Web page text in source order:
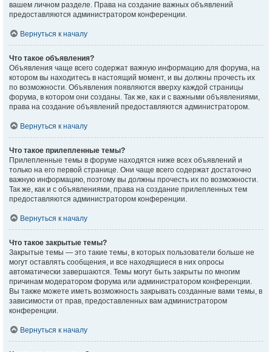
вашем личном разделе. Права на создание важных объявлений
предоставляются администратором конференции.
Вернуться к началу
Что такое объявления?
Объявления чаще всего содержат важную информацию для форума, на
котором вы находитесь в настоящий момент, и вы должны прочесть их
по возможности. Объявления появляются вверху каждой страницы
форума, в котором они созданы. Так же, как и с важными объявлениями,
права на создание объявлений предоставляются администратором.
Вернуться к началу
Что такое прилепленные темы?
Прилепленные темы в форуме находятся ниже всех объявлений и
только на его первой странице. Они чаще всего содержат достаточно
важную информацию, поэтому вы должны прочесть их по возможности.
Так же, как и с объявлениями, права на создание прилепленных тем
предоставляются администратором конференции.
Вернуться к началу
Что такое закрытые темы?
Закрытые темы — это такие темы, в которых пользователи больше не
могут оставлять сообщения, и все находящиеся в них опросы
автоматически завершаются. Темы могут быть закрыты по многим
причинам модератором форума или администратором конференции.
Вы также можете иметь возможность закрывать созданные вами темы, в
зависимости от прав, предоставленных вам администратором
конференции.
Вернуться к началу